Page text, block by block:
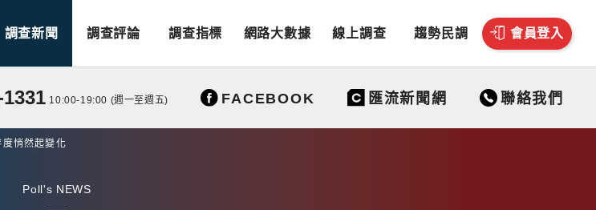
調查新聞 調查評論 調查指標 網路大數據 線上調查 趨勢民調 會員登入
10:00-19:00 (週一至週五) FACEBOOK 匯流新聞網 聯絡我們
度悄然起變化
Poll's NEWS